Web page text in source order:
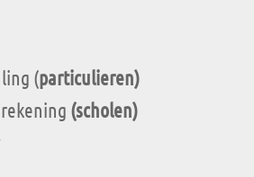
(particulieren)
(scholen)